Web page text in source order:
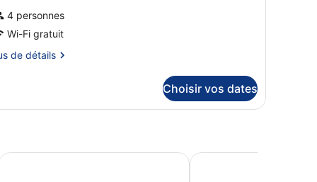
4 personnes
Wi-Fi gratuit
de détails
Choisir vos dates
Parador de Lorca Ona Mar Menor Golf &